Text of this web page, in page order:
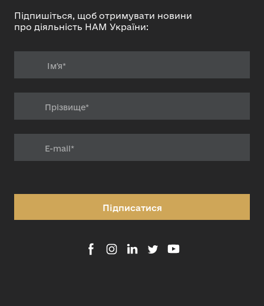
Підпишіться, щоб отримувати новини
про діяльність НАМ України:
Підписатися